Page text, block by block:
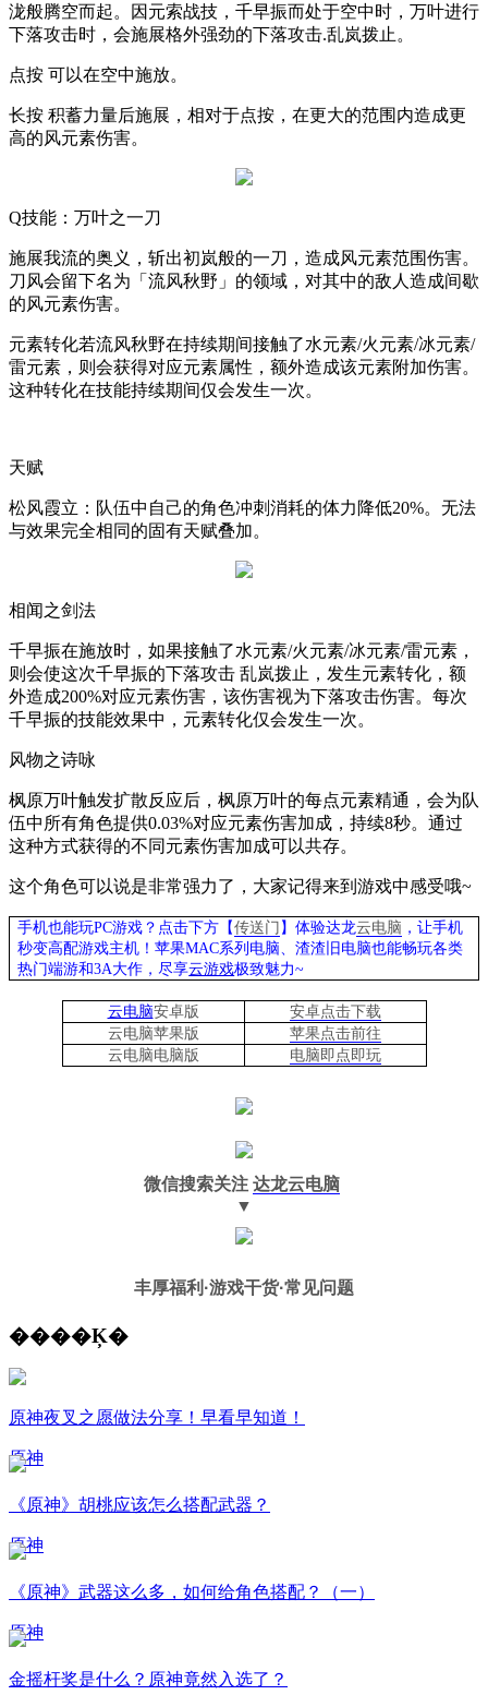
泷般腾空而起。因元索战技，千早振而处于空中时，万叶进行
下落攻击时，会施展格外强劲的下落攻击.乱岚拨止。
点按 可以在空中施放。
长按 积蓄力量后施展，相对于点按，在更大的范围内造成更
高的风元素伤害。
Q技能：万叶之一刀
施展我流的奥义，斩出初岚般的一刀，造成风元素范围伤害。
刀风会留下名为「流风秋野」的领域，对其中的敌人造成间歇
的风元素伤害。
元素转化若流风秋野在持续期间接触了水元素/火元素/冰元素/
雷元素，则会获得对应元素属性，额外造成该元素附加伤害。
这种转化在技能持续期间仅会发生一次。
天赋
松风霞立：队伍中自己的角色冲刺消耗的体力降低20%。无法
与效果完全相同的固有天赋叠加。
相闻之剑法
千早振在施放时，如果接触了水元素/火元素/冰元素/雷元素，
则会使这次千早振的下落攻击 乱岚拨止，发生元素转化，额
外造成200%对应元素伤害，该伤害视为下落攻击伤害。每次
千早振的技能效果中，元素转化仅会发生一次。
风物之诗咏
枫原万叶触发扩散反应后，枫原万叶的每点元素精通，会为队
伍中所有角色提供0.03%对应元素伤害加成，持续8秒。通过
这种方式获得的不同元素伤害加成可以共存。
这个角色可以说是非常强力了，大家记得来到游戏中感受哦~
手机也能玩PC游戏？点击下方【传送门 】体验达龙云电脑 ，让手机
秒变高配游戏主机 ！苹果MAC系列电脑、渣渣旧电脑也能畅玩各类
热门端游和3A大作， 尽享云游戏极致魅力~
云电脑安卓版
安卓点击下载
云电脑苹果版
苹果点击前往
云电脑电脑 版 电脑即点即玩
微信搜索关注 达龙云电脑
▼
丰厚福利 ·游戏干货·常见问题
����Ķ�
原神夜叉之愿做法分享！早看早知道！
原神
《原神》胡桃应该怎么搭配武器？
原神
《原神》武器这么多，如何给角色搭配？（一）
原神
金摇杆奖是什么？原神竟然入选了？